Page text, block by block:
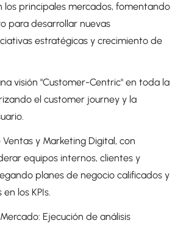
los principales mercados, fomentando
para desarrollar nuevas
estratégicas y crecimiento de
visión "Customer-Centric" en toda la
el customer journey y la
y Marketing Digital, con
equipos internos, clientes y
planes de negocio calificados y
los KPIs.
Ejecución de análisis